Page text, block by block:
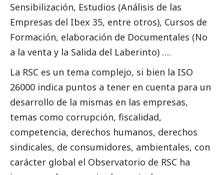
Sensibilización, Estudios (Análisis de las
Empresas del Ibex 35, entre otros), Cursos de
Formación, elaboración de Documentales (No
a la venta y la Salida del Laberinto) ….
La RSC es un tema complejo, si bien la ISO
26000 indica puntos a tener en cuenta para un
desarrollo de la mismas en las empresas,
temas como corrupción, fiscalidad,
competencia, derechos humanos, derechos
sindicales, de consumidores, ambientales, con
carácter global el Observatorio de RSC ha